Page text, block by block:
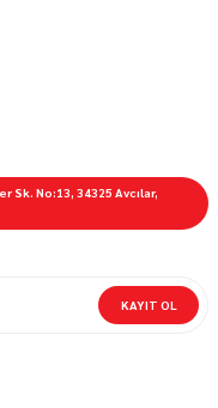
Sk. No:13, 34325 Avcılar,
KAYIT OL